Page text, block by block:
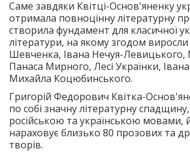
Саме завдяки Квітці-Основ'яненку
отримала повноцінну літературну
створила фундамент для класичної
літератури, на якому згодом
Шевченка, Івана Нечуя-
Панаса Мирного, Лесі Українки,
Михайла Коцюбинського.
Григорій Федорович Квітка-
по собі значну літературну
російською та українською мовами,
нараховує близько 80 прозових та
творів.